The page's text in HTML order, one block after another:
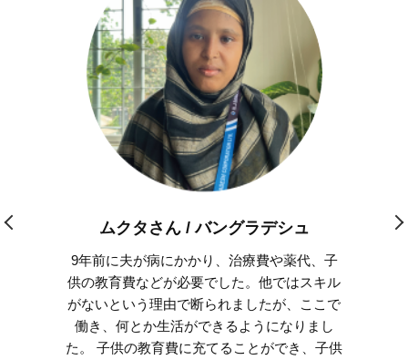
ムクタさん / バングラデシュ
9年前に夫が病にかかり、治療費や薬代、子
供の教育費などが必要でした。他ではスキル
がないという理由で断られましたが、ここで
働き、何とか生活ができるようになりまし
た。 子供の教育費に充てることができ、子供